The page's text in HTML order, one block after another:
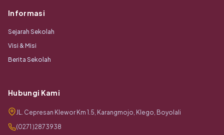
Informasi
Sejarah Sekolah
Visi & Misi
Berita Sekolah
Hubungi Kami
JL. Cepresan Klewor Km 1.5, Karangmojo, Klego, Boyolali
(0271 )2873938